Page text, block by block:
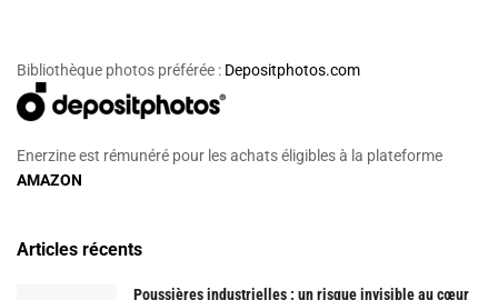
Bibliothèque photos préférée : Depositphotos.com
Enerzine est rémunéré pour les achats éligibles à la plateforme
AMAZON
Articles récents
Poussières industrielles : un risque invisible au cœur